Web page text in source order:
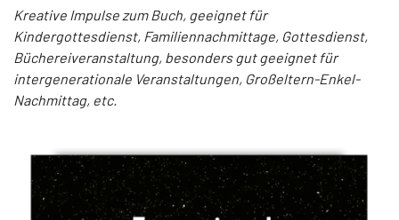
Kreative Impulse zum Buch, geeignet für
Kindergottesdienst, Familiennachmittage, Gottesdienst,
Büchereiveranstaltung, besonders gut geeignet für
intergenerationale Veranstaltungen, Großeltern-Enkel-
Nachmittag, etc.